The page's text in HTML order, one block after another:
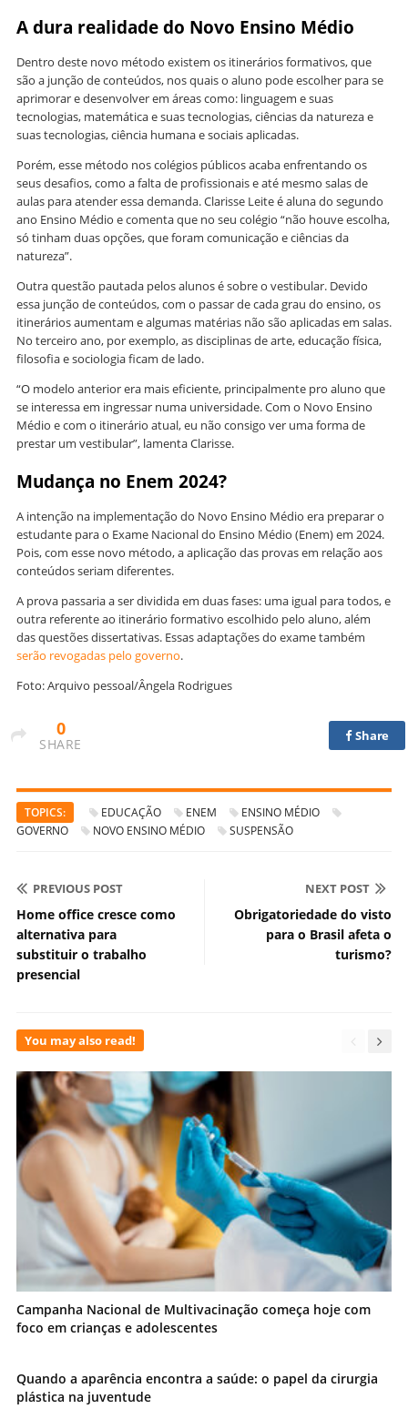
A dura realidade do Novo Ensino Médio
Dentro deste novo método existem os itinerários formativos, que
são a junção de conteúdos, nos quais o aluno pode escolher para se
aprimorar e desenvolver em áreas como: linguagem e suas
tecnologias, matemática e suas tecnologias, ciências da natureza e
suas tecnologias, ciência humana e sociais aplicadas.
Porém, esse método nos colégios públicos acaba enfrentando os
seus desafios, como a falta de profissionais e até mesmo salas de
aulas para atender essa demanda. Clarisse Leite é aluna do segundo
ano Ensino Médio e comenta que no seu colégio “não houve escolha,
só tinham duas opções, que foram comunicação e ciências da
natureza”.
Outra questão pautada pelos alunos é sobre o vestibular. Devido
essa junção de conteúdos, com o passar de cada grau do ensino, os
itinerários aumentam e algumas matérias não são aplicadas em salas.
No terceiro ano, por exemplo, as disciplinas de arte, educação física,
filosofia e sociologia ficam de lado.
“O modelo anterior era mais eficiente, principalmente pro aluno que
se interessa em ingressar numa universidade. Com o Novo Ensino
Médio e com o itinerário atual, eu não consigo ver uma forma de
prestar um vestibular”, lamenta Clarisse.
Mudança no Enem 2024?
A intenção na implementação do Novo Ensino Médio era preparar o
estudante para o Exame Nacional do Ensino Médio (Enem) em 2024.
Pois, com esse novo método, a aplicação das provas em relação aos
conteúdos seriam diferentes.
A prova passaria a ser dividida em duas fases: uma igual para todos, e
outra referente ao itinerário formativo escolhido pelo aluno, além
das questões dissertativas. Essas adaptações do exame também
serão revogadas pelo governo.
Foto: Arquivo pessoal/Ângela Rodrigues
0
SHARE
Share
TOPICS: EDUCAÇÃO ENEM
ENSINO MÉDIO
GOVERNO
NOVO ENSINO MÉDIO SUSPENSÃO
PREVIOUS POST
Home office cresce como
alternativa para
substituir o trabalho
presencial
NEXT POST
Obrigatoriedade do visto
para o Brasil afeta o
turismo?
You may also read!
Campanha Nacional de Multivacinação começa hoje com
foco em crianças e adolescentes
Quando a aparência encontra a saúde: o papel da cirurgia
plástica na juventude